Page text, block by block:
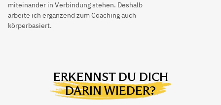
miteinander in Verbindung stehen. Deshalb
arbeite ich ergänzend zum Coaching auch
körperbasiert.
ERKENNST DU DICH
DARIN WIEDER?